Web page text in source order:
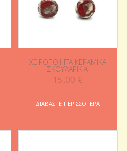
ΧΕΙΡΟΠΟΊΗΤΑ ΚΕΡΑΜΙΚΆ
ΣΚΟΥΛΑΡΊΚΙΑ
15.00 €
ΔΙΑΒΆΣΤΕ ΠΕΡΙΣΣΌΤΕΡΑ